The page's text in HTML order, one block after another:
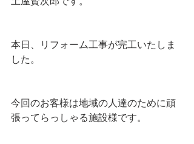
本日、リフォーム工事が完工いたしま
した。
今回のお客様は地域の人達のために頑
張ってらっしゃる施設様です。